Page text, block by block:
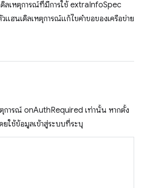
ลเหตุการณ์ที่มีการใช้ extraInfoSpec
ฮนเดิลเหตุการณ์แก้ไขคำขอของเครือข่าย
การณ์ onAuthRequired เท่านั้น หากตั้ง
ยใช้ข้อมูลเข้าสู่ระบบที่ระบุ